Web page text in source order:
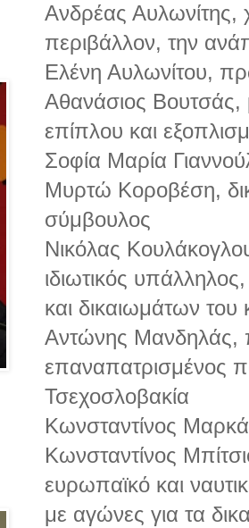
Ανδρέας Αυλωνίτης,
περιβάλλον, την
Ελένη Αυλωνίτου,
Αθανάσιος Βουτσάς,
επίπλου και
Σοφία Μαρία
Μυρτώ Κοροβέση,
σύμβουλος
Νικόλας
ιδιωτικός
και δικαιωμάτων του
Αντώνης Μανδηλάς,
επαναπατρισμένος
Τσεχοσλοβακία
Κωνσταντίνος
Κωνσταντίνος
ευρωπαϊκό και
με αγώνες για τα